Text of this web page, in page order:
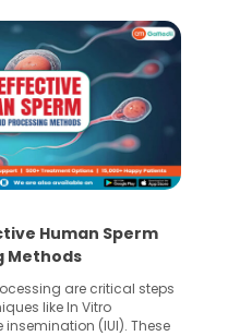
Human Sperm
Methods
are critical steps
like In Vitro
insemination (IUI). These